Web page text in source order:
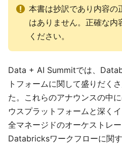
本書は抄訳であり内容の
はありません。正確な内
ください。
Data + AI Summitでは、
トフォームに関して盛りだく
た。これらのアナウンスの中
ウスプラットフォームと深く
全マネージドのオーケストレ
Databricksワークフローに関